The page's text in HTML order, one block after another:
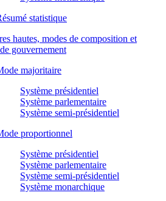
statistique
hautes, modes de composition et
gouvernement
majoritaire
Système présidentiel
Système parlementaire
Système semi-présidentiel
proportionnel
Système présidentiel
Système parlementaire
Système semi-présidentiel
Système monarchique